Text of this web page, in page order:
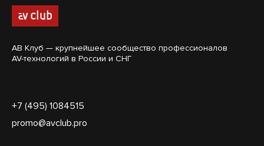
АВ Клуб — крупнейшее сообщество профессионалов
AV-технологий в России и СНГ
+7 (495) 1084515
promo@avclub.pro